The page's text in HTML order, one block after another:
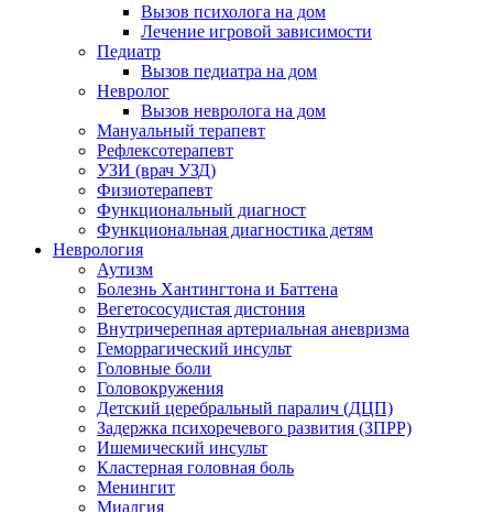
Вызов психолога на дом
Лечение игровой зависимости
Педиатр
Вызов педиатра на дом
Невролог
Вызов невролога на дом
Мануальный терапевт
Рефлексотерапевт
УЗИ (врач УЗД)
Физиотерапевт
Функциональный диагност
Функциональная диагностика детям
Неврология
Аутизм
Болезнь Хантингтона и Баттена
Вегетососудистая дистония
Внутричерепная артериальная аневризма
Геморрагический инсульт
Головные боли
Головокружения
Детский церебральный паралич (ДЦП)
Задержка психоречевого развития (ЗПРР)
Ишемический инсульт
Кластерная головная боль
Менингит
Миалгия